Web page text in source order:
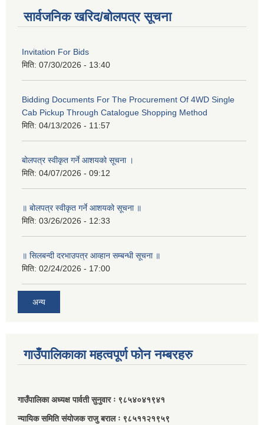
सार्वजनिक खरिद/बोलपत्र सूचना
Invitation For Bids
मिति: 07/30/2026 - 13:40
Bidding Documents For The Procurement Of 4WD Single
Cab Pickup Through Catalogue Shopping Method
मिति: 04/13/2026 - 11:57
बोलपत्र स्वीकृत गर्ने आशयको सूचना ।
मिति: 04/07/2026 - 09:12
॥ बोलपत्र स्वीकृत गर्ने आशयको सूचना ॥
मिति: 03/26/2026 - 12:33
॥ सिलबन्दी दरभाउपत्र आव्हान सम्बन्धी सूचना ॥
मिति: 02/24/2026 - 17:00
अन्य
गाउँपालिकाका महत्वपूर्ण फोन नम्बरहरु
गाउँपालिका अध्यक्ष पार्वती सुनुवार ः ९८५४०४१९४१
न्यायिक समिति संयोजक राजु बराल ः ९८५११२१९५९